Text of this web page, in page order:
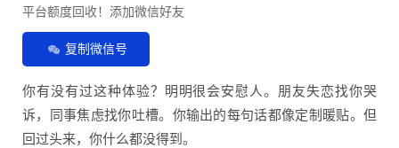
平台额度回收！添加微信好友
复制微信号
你有没有过这种体验？明明很会安慰人。朋友失恋找你哭
诉，同事焦虑找你吐槽。你输出的每句话都像定制暖贴。但
回过头来，你什么都没得到。